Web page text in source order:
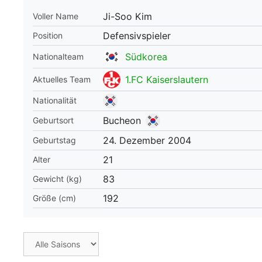
downloaden
Voller Name Ji-Soo Kim
Position Defensivspieler
Nationalteam Südkorea
Aktuelles Team 1.FC Kaiserslautern
Nationalität
Geburtsort
Bucheon
Geburtstag 24. Dezember 2004
Alter 21
Gewicht (kg) 83
Größe (cm) 192